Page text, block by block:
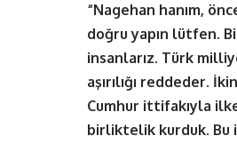
“Nagehan hanım,
doğru yapın lütfen.
insanlarız. Türk
aşırılığı reddeder.
Cumhur ittifakıyla
birliktelik kurduk. Bu